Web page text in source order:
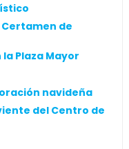
Certamen de
Plaza Mayor
navideña
del Centro de